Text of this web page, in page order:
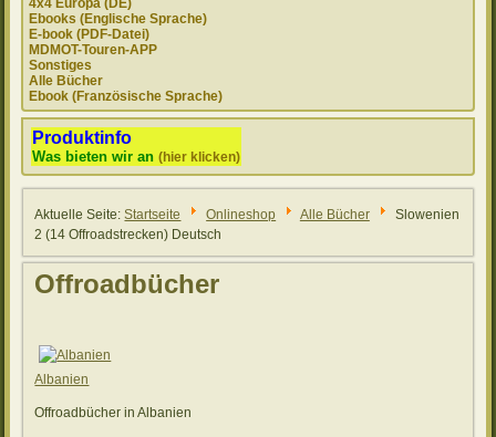
4x4 Europa (DE)
Ebooks (Englische Sprache)
E-book (PDF-Datei)
MDMOT-Touren-APP
Sonstiges
Alle Bücher
Ebook (Französische Sprache)
Produktinfo
Was bieten wir an(hier klicken)
Aktuelle Seite:Startseite Onlineshop Alle Bücher
Slowenien
2 (14 Offroadstrecken) Deutsch
Offroadbücher
Albanien
Offroadbücher in Albanien